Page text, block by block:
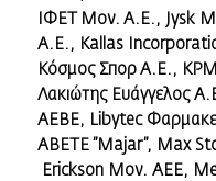
ΙΦΕΤ Μον. Α.Ε., Jysk
Α.Ε., Kallas
Κόσμος Σπορ Α.Ε.,
Λακιώτης Ευάγγελος
ΑΕΒΕ, Libytec
ΑΒΕΤΕ ”Majar”, Max
EricksonΜον. AEE,